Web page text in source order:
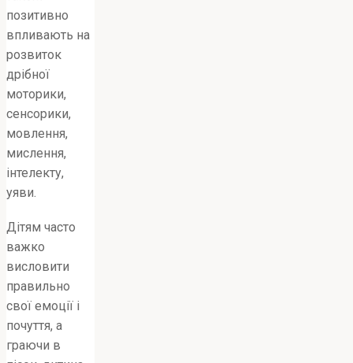
позитивно
впливають на
розвиток
дрібної
моторики,
сенсорики,
мовлення,
мислення,
інтелекту,
уяви.
Дітям часто
важко
висловити
правильно
свої емоції і
почуття, а
граючи в